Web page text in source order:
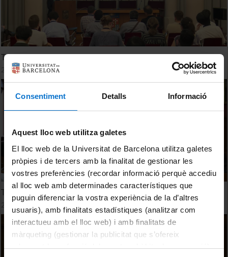
Consentiment Detalls Informació
Aquest lloc web utilitza galetes
El lloc web de la Universitat de Barcelona utilitza galetes
pròpies i de tercers amb la finalitat de gestionar les
vostres preferències (recordar informació perquè accediu
al lloc web amb determinades característiques que
puguin diferenciar la vostra experiència de la d’altres
usuaris), amb finalitats estadístiques (analitzar com
interactueu amb el lloc web) i amb finalitats de
màrqueting (gestionar la publicitat que s’ofereix
adequant-la en funció dels vostres hàbits de navegació).
Techno‐economical analyses
26 octubre, 2022
Thermal Energy Storage PCM (IV)
26 octubre, 2022